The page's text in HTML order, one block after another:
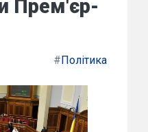
Прем'єр-
#Політика